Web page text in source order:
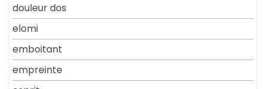
douleur dos
elomi
emboitant
empreinte